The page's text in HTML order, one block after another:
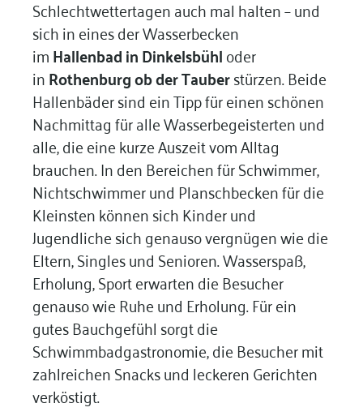
Schlechtwettertagen auch mal halten – und
sich in eines der Wasserbecken
imHallenbad in Dinkelsbühloder
inRothenburg ob der Tauberstürzen. Beide
Hallenbäder sind ein Tipp für einen schönen
Nachmittag für alle Wasserbegeisterten und
alle, die eine kurze Auszeit vom Alltag
brauchen. In den Bereichen für Schwimmer,
Nichtschwimmer und Planschbecken für die
Kleinsten können sich Kinder und
Jugendliche sich genauso vergnügen wie die
Eltern, Singles und Senioren. Wasserspaß,
Erholung, Sport erwarten die Besucher
genauso wie Ruhe und Erholung. Für ein
gutes Bauchgefühl sorgt die
Schwimmbadgastronomie, die Besucher mit
zahlreichen Snacks und leckeren Gerichten
verköstigt.